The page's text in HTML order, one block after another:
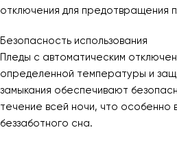
отключения для предотвращения
Безопасность использования
Пледы с автоматическим
определенной температуры и
замыкания обеспечивают
течение всей ночи, что особенно
беззаботного сна.